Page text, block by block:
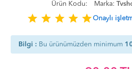
Ürün Kodu: Marka:
star star star star starOnaylı
Bilgi : Bu ürünümüzden minimum